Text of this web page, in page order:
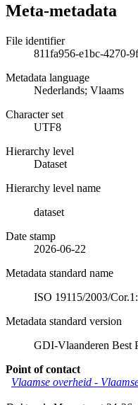
Meta-metadata
File identifier
811fa956-e1bc-4270-
Metadata language
Nederlands; Vlaams
Character set
UTF8
Hierarchy level
Dataset
Hierarchy level name
dataset
Date stamp
2026-06-22
Metadata standard name
ISO 19115/2003/
Metadata standard version
GDI-Vlaanderen Best
Point of contact
Vlaamse overheid -